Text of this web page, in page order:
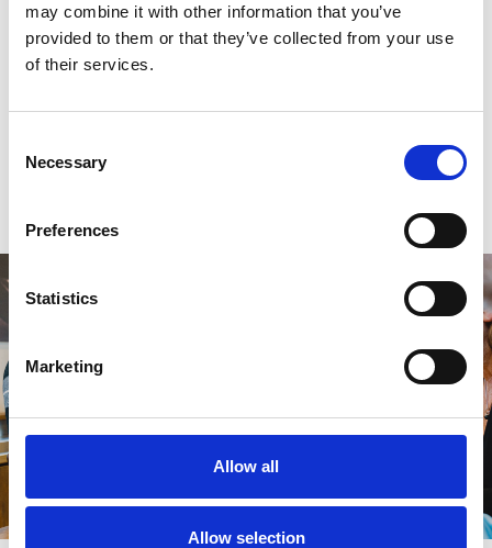
may combine it with other information that you’ve
provided to them or that they’ve collected from your use
of their services.
Selection
Necessary
Preferences
Statistics
Marketing
Allow all
Allow selection
Reviews